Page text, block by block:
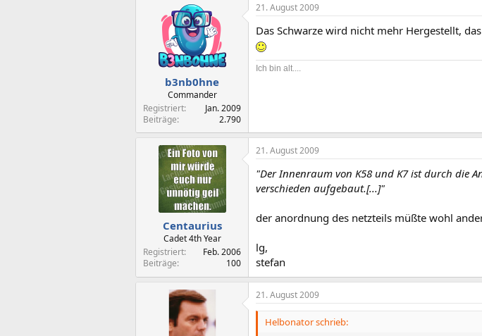
b3nb0hne
Commander
Registriert
Jan. 2009
Beiträge
2.790
21. August 2009
Das Schwarze wird nicht mehr Hergestellt,
Ich bin alt....
Centaurius
Cadet 4th Year
Registriert
Feb. 2006
Beiträge
100
21. August 2009
"Der Innenraum von K58 und K7 ist durch die
verschieden aufgebaut.[...]"
der anordnung des netzteils müßte wohl
lg,
stefan
21. August 2009
Helbonator schrieb: